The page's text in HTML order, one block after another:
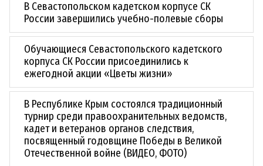
В Севастопольском кадетском корпусе СК
России завершились учебно-полевые сборы
Обучающиеся Севастопольского кадетского
корпуса СК России присоединились к
ежегодной акции «Цветы жизни»
В Республике Крым состоялся традиционный
турнир среди правоохранительных ведомств,
кадет и ветеранов органов следствия,
посвященный годовщине Победы в Великой
Отечественной войне (ВИДЕО, ФОТО)